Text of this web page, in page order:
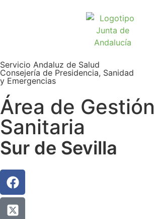
Servicio Andaluz de Salud
Consejería de Presidencia, Sanidad
y Emergencias
Área de Gestión
Sanitaria
Sur de Sevilla